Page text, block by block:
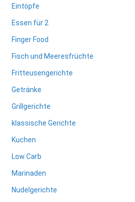
Eintöpfe
Essen für 2
Finger Food
Fisch und Meeresfrüchte
Fritteusengerichte
Getränke
Grillgerichte
klassische Gerichte
Kuchen
Low Carb
Marinaden
Nudelgerichte